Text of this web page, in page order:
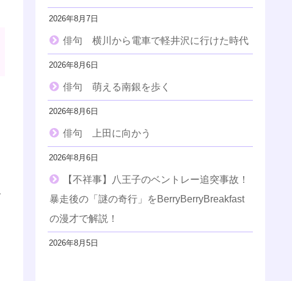
2026年8月7日
俳句 横川から電車で軽井沢に行けた時代
2026年8月6日
俳句 萌える南銀を歩く
2026年8月6日
俳句 上田に向かう
2026年8月6日
【不祥事】八王子のベントレー追突事故！
暴走後の「謎の奇行」をBerryBerryBreakfast
の漫才で解説！
2026年8月5日